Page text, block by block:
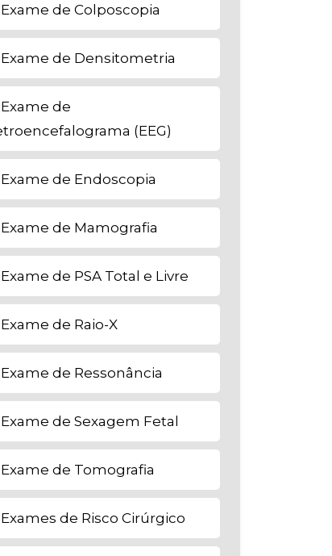
Exame de Colposcopia
Exame de Densitometria
Exame de
(EEG)
Exame de Endoscopia
Exame de Mamografia
Exame de PSA Total e Livre
Exame de Raio-X
Exame de Ressonância
Exame de Sexagem Fetal
Exame de Tomografia
Exames de Risco Cirúrgico